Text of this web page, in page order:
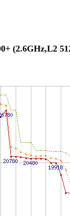
(2.6GHz,L2